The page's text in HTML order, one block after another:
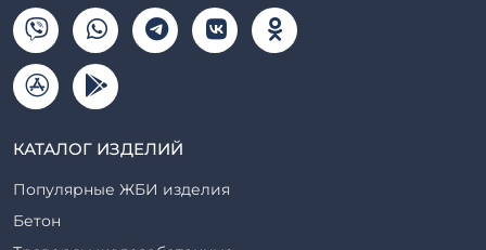
КАТАЛОГ ИЗДЕЛИЙ
Популярные ЖБИ изделия
Бетон